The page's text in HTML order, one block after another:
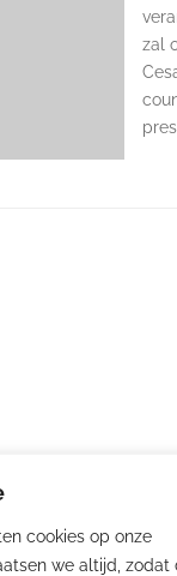
cookies op onze
we altijd, zodat
zal